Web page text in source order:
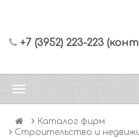
+7 (3952) 223-223
Каталог фирм
Строительство и